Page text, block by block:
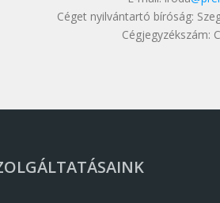
Céget nyilvántartó bíróság:
Cégjegyzékszám: